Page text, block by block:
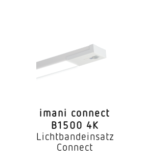
4 x 4 m (16 m²)
4 x 4 m (16 m²)
Ja
Nein
imani connect
B1500 4K
Lichtbandeinsatz
Connect